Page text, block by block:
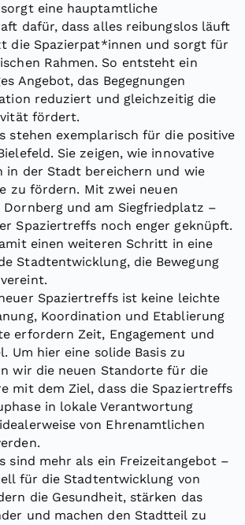
eine hauptamtliche
dafür, dass alles reibungslos läuft
die Spazierpat*innen und sorgt für
Rahmen. So entsteht ein
Angebot, das Begegnungen
reduziert und gleichzeitig die
fördert.
stehen exemplarisch für die positive
Sie zeigen, wie innovative
in der Stadt bereichern und wie
zu fördern. Mit zwei neuen
und am Siegfriedplatz –
Spaziertreffs noch enger geknüpft.
einen weiteren Schritt in eine
Stadtentwicklung, die Bewegung
Spaziertreffs ist keine leichte
Koordination und Etablierung
erfordern Zeit, Engagement und
Um hier eine solide Basis zu
wir die neuen Standorte für die
mit dem Ziel, dass die Spaziertreffs
in lokale Verantwortung
von Ehrenamtlichen
sind mehr als ein Freizeitangebot –
für die Stadtentwicklung von
die Gesundheit, stärken das
und machen den Stadtteil zu